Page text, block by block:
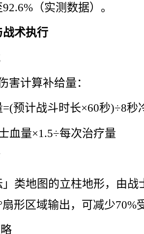
（实测数据）。
术执行
害计算补给量：
预计战斗时长×60秒)÷8秒
血量×1.5÷每次治疗量
类地图的立柱地形，由战
扇形区域输出，可减少70%